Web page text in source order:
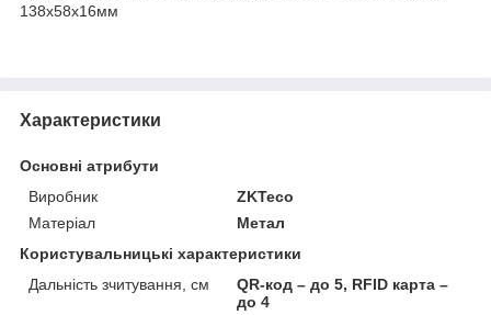
138х58х16мм
Характеристики
Основні атрибути
Виробник
ZKTeco
Матеріал
Метал
Користувальницькі характеристики
Дальність зчитування, см
QR-код – до 5, RFID карта –
до 4